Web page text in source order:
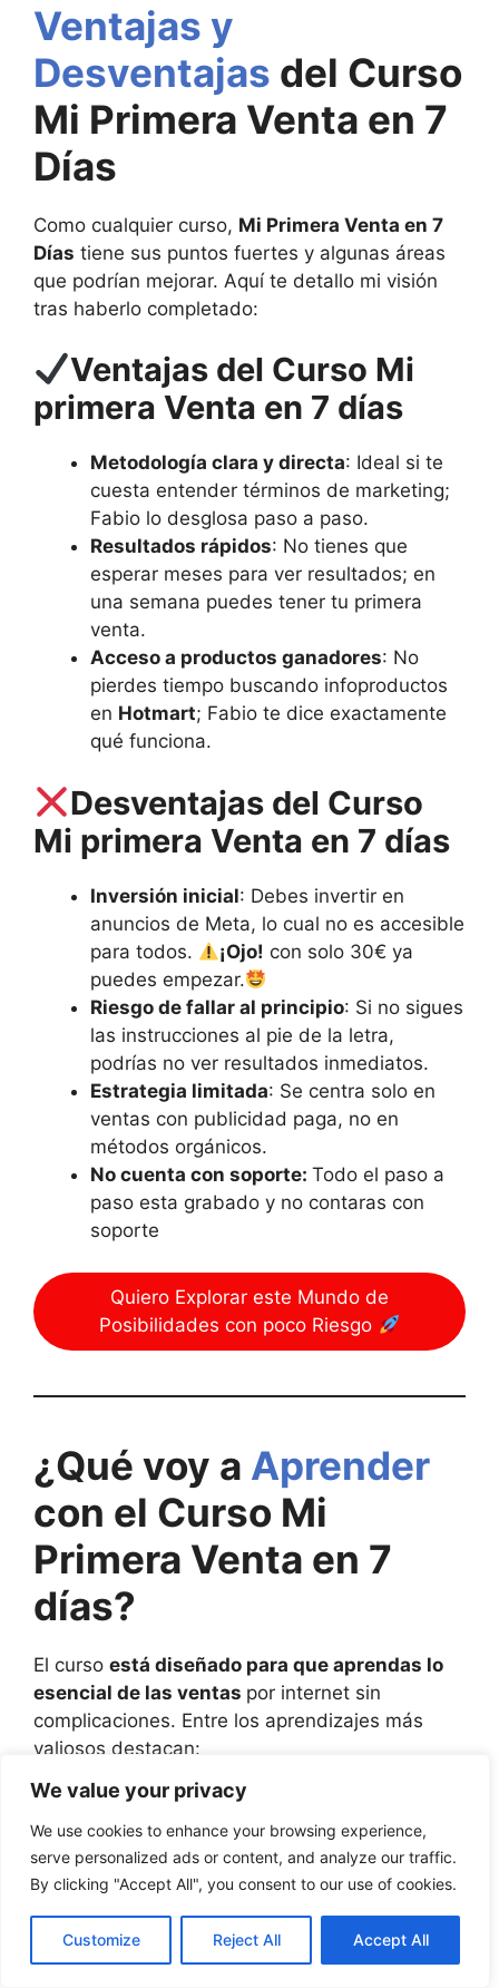
We value your privacy
We use cookies to enhance your browsing experience,
serve personalized ads or content, and analyze our traffic.
By clicking "Accept All", you consent to our use of cookies.
Customize Reject All Accept All
Ventajas y
Desventajas del Curso
Mi Primera Venta en 7
Días
Como cualquier curso, Mi Primera Venta en 7
Días tiene sus puntos fuertes y algunas áreas
que podrían mejorar. Aquí te detallo mi visión
tras haberlo completado:
Ventajas del Curso Mi
primera Venta en 7 días
Metodología clara y directa: Ideal si te
cuesta entender términos de marketing;
Fabio lo desglosa paso a paso.
Resultados rápidos: No tienes que
esperar meses para ver resultados; en
una semana puedes tener tu primera
venta.
Acceso a productos ganadores: No
pierdes tiempo buscando infoproductos
en Hotmart; Fabio te dice exactamente
qué funciona.
Desventajas del Curso
Mi primera Venta en 7 días
Inversión inicial: Debes invertir en
anuncios de Meta, lo cual no es accesible
para todos.
¡Ojo! con solo 30€ ya
puedes empezar.
Riesgo de fallar al principio: Si no sigues
las instrucciones al pie de la letra,
podrías no ver resultados inmediatos.
Estrategia limitada: Se centra solo en
ventas con publicidad paga, no en
métodos orgánicos.
No cuenta con soporte: Todo el paso a
paso esta grabado y no contaras con
soporte
Quiero Explorar este Mundo de
Posibilidades con poco Riesgo
¿Qué voy a Aprender
con el Curso Mi
Primera Venta en 7
días?
El curso está diseñado para que aprendas lo
esencial de las ventas por internet sin
complicaciones. Entre los aprendizajes más
valiosos destacan:
Aprenderás cómo configurar una cuenta de
publicidad en Meta ADS. Te ayudamos a
superar todos los entresijos técnicos para poner
en marcha una campaña de publicidad.
Sabrás cómo seguir una estrategia de venta